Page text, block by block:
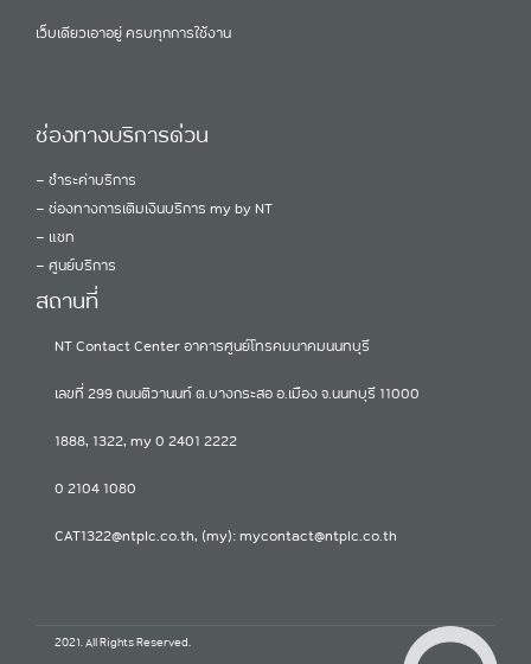
เว็บเดียวเอาอยู่ ครบทุกการใช้งาน
ช่องทางบริการด่วน
- ชำระค่าบริการ
- ช่องทางการเติมเงินบริการ my by NT
- แชท
- ศูนย์บริการ
สถานที่
NT Contact Center อาคารศูนย์โทรคมนาคมนนทบุรี
เลขที่ 299 ถนนติวานนท์ ต.บางกระสอ อ.เมือง จ.นนทบุรี 11000
1888, 1322, my 0 2401 2222
0 2104 1080
CAT1322@ntplc.co.th, (my): mycontact@ntplc.co.th
2021. All Rights Reserved.